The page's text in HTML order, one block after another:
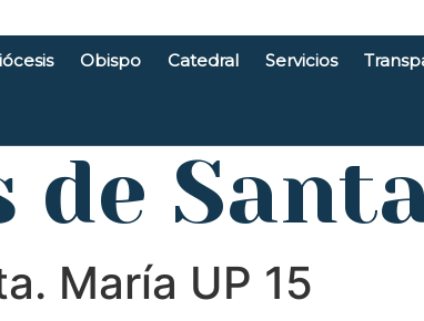
Obispo Catedral Servicios
de
María UP 15